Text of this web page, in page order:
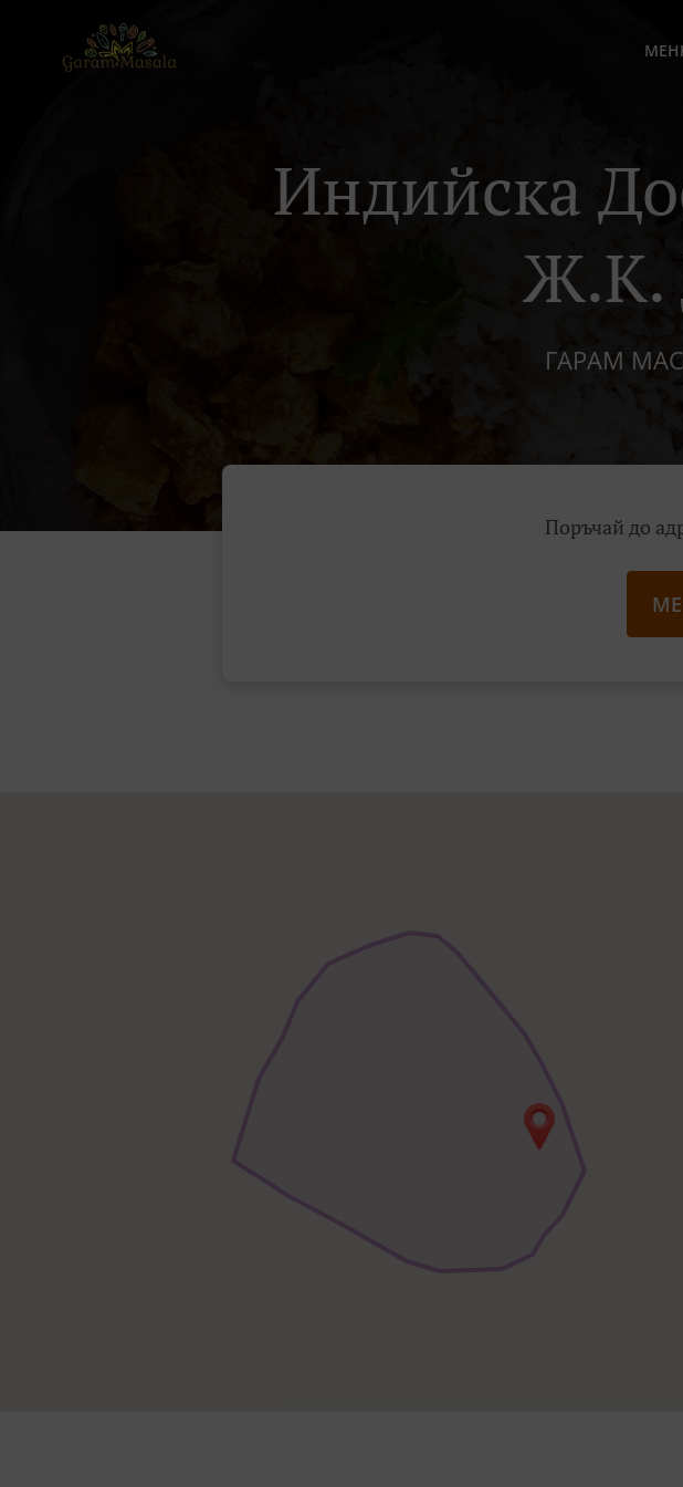
Индийска
Ж.к.
ГАРАМ
Поръчай до